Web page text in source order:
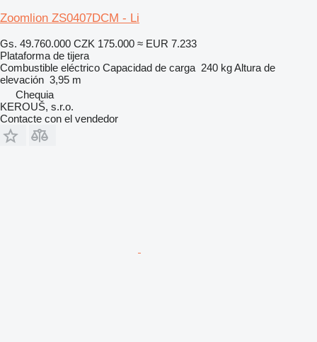
Zoomlion ZS0407DCM - Li
Gs. 49.760.000 CZK 175.000 ≈ EUR 7.233
Plataforma de tijera
Combustible eléctrico Capacidad de carga 240 kgAltura de
elevación 3,95 m
Chequia
KEROUŠ, s.r.o.
Contacte con el vendedor